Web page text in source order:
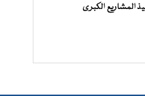
المشاريع الكبرى